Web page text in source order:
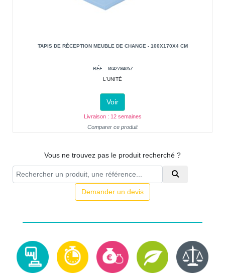
TAPIS DE RÉCEPTION MEUBLE DE CHANGE - 100X170X4 CM
RÉF. : W42794057
L'UNITÉ
Voir
Livraison : 12 semaines
Comparer ce produit
Vous ne trouvez pas le produit recherché ?
Demander un devis